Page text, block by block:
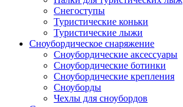
Снегоступы
Туристические коньки
Туристические лыжи
Сноубордическое снаряжение
Сноубордические аксессуары
Сноубордические ботинки
Сноубордические крепления
Сноуборды
Чехлы для сноубордов